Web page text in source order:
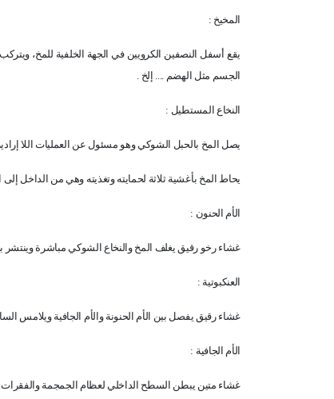
المخيخ :
يقع أسفل النصفين الكرويين في الجهة الخلفية للمخ،
الجسم مثل الهضم .... إلخ .
النخاع المستطيل :
يصل المخ بالحبل الشوكي وهو مسئول عن العمليات اللا
يحاط المخ بأغشية ثلاثة لحمايته وتغذيته وهي من الداخل إلى
الأم الحنون :
غشاء رخو رقيق يغلف المخ والنخاع الشوكي مباشرة وينتشر
العنكبوتية :
غشاء رقيق يفصل بين الأم الحنونة والأم الجافية ويلامس
الأم الجافية :
غشاء متين يبطن السطح الداخلي لعظام الجمجمة والفقرات